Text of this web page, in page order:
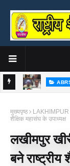
"सांसद संपर्क एवं
मुख्यपृष्ठ LAKHIMPUR
शैक्षिक महासंघ के उपाध्यक्ष
लखीमपुर
बने राष्ट्रीय